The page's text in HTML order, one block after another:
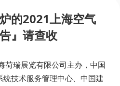
的2021上海空气
』请查收
荷瑞展览有限公司主办，中国
技术服务管理中心、中国建